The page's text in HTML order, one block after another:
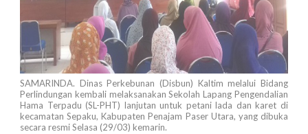
SAMARINDA. Dinas Perkebunan (Disbun) Kaltim melalui Bidang
Perlindungan kembali melaksanakan Sekolah Lapang Pengendalian
Hama Terpadu (SL-PHT) lanjutan untuk petani lada dan karet di
kecamatan Sepaku, Kabupaten Penajam Paser Utara, yang dibuka
secara resmi Selasa (29/03) kemarin.